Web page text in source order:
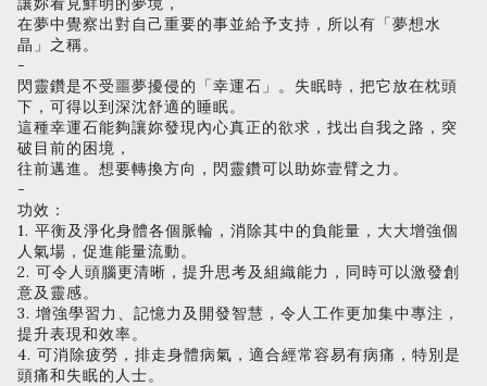
在夢中覺察出對自己重要的事並給予支持，所以有「夢想水
晶」之稱。
-
閃靈鑽是不受噩夢擾侵的「幸運石」。失眠時，把它放在枕頭
下，可得以到深沈舒適的睡眠。
這種幸運石能夠讓妳發現內心真正的欲求，找出自我之路，突
破目前的困境，
往前邁進。想要轉換方向，閃靈鑽可以助妳壹臂之力。
-
功效：
1. 平衡及淨化身體各個脈輪，消除其中的負能量，大大增強個
人氣場，促進能量流動。
2. 可令人頭腦更清晰，提升思考及組織能力，同時可以激發創
意及靈感。
3. 增強學習力、記憶力及開發智慧，令人工作更加集中專注，
提升表現和效率。
4. 可消除疲勞，排走身體病氣，適合經常容易有病痛，特別是
頭痛和失眠的人士。